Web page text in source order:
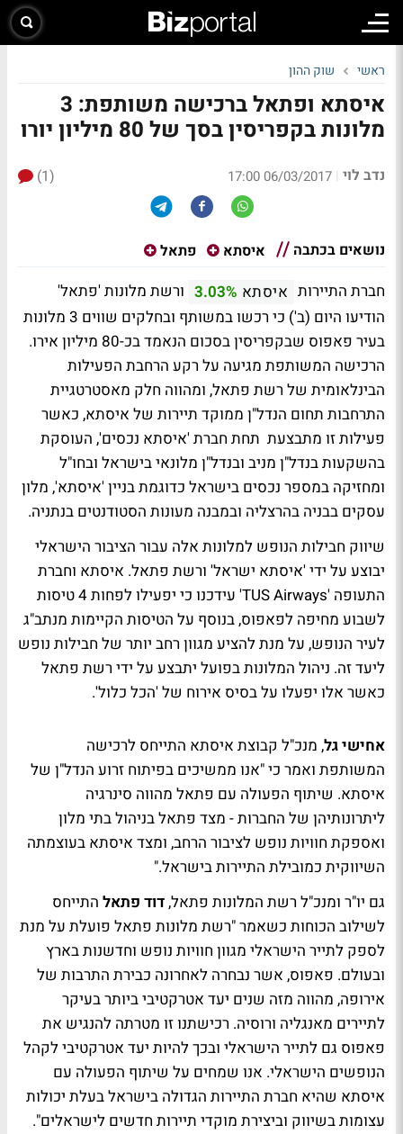
ראשי שוק ההון
איסתא ופתאל ברכישה משותפת: 3
מלונות בקפריסין בסך של 80 מיליון יורו
נדב לוי |
06/03/2017 17:00
(1)
נושאים בכתבה איסתא פתאל
חברת התיירות איסתא 3.03% ורשת מלונות 'פתאל'
הודיעו היום (ב') כי רכשו במשותף ובחלקים שווים 3 מלונות
בעיר פאפוס שבקפריסין בסכום הנאמד בכ-80 מיליון אירו.
הרכישה המשותפת מגיעה על רקע הרחבת הפעילות
הבינלאומית של רשת פתאל, ומהווה חלק מאסטרטגיית
התרחבות תחום הנדל"ן ממוקד תיירות של איסתא, כאשר
פעילות זו מתבצעת תחת חברת 'איסתא נכסים', העוסקת
בהשקעות בנדל"ן מניב ובנדל"ן מלונאי בישראל ובחו"ל
ומחזיקה במספר נכסים בישראל כדוגמת בניין 'איסתא', מלון
עסקים בבניה בהרצליה ובמבנה מעונות הסטודנטים בנתניה.
שיווק חבילות הנופש למלונות אלה עבור הציבור הישראלי
יבוצע על ידי 'איסתא ישראל' ורשת פתאל. איסתא וחברת
התעופה 'TUS Airways' עידכנו כי יפעילו לפחות 4 טיסות
לשבוע מחיפה לפאפוס, בנוסף על הטיסות הקיימות מנתב"ג
לעיר הנופש, על מנת להציע מגוון רחב יותר של חבילות נופש
ליעד זה. ניהול המלונות בפועל יתבצע על ידי רשת פתאל
כאשר אלו יפעלו על בסיס אירוח של 'הכל כלול'.
אחישי גל, מנכ"ל קבוצת איסתא התייחס לרכישה
המשותפת ואמר כי "אנו ממשיכים בפיתוח זרוע הנדל"ן של
איסתא. שיתוף הפעולה עם פתאל מהווה סינרגיה
ליתרונותיהן של החברות - מצד פתאל בניהול בתי מלון
ואספקת חוויות נופש לציבור הרחב, ומצד איסתא בעוצמתה
השיווקית כמובילת התיירות בישראל."
גם יו"ר ומנכ"ל רשת המלונות פתאל,דוד פתאל התייחס
לשילוב הכוחות כשאמר "רשת מלונות פתאל פועלת על מנת
לספק לתייר הישראלי מגוון חוויות נופש וחדשנות בארץ
ובעולם. פאפוס, אשר נבחרה לאחרונה כבירת התרבות של
אירופה, מהווה מזה שנים יעד אטרקטיבי ביותר בעיקר
לתיירים מאנגליה ורוסיה. רכישתנו זו מטרתה להנגיש את
פאפוס גם לתייר הישראלי ובכך להיות יעד אטרקטיבי לקהל
הנופשים הישראלי. אנו שמחים על שיתוף הפעולה עם
איסתא שהיא חברת התיירות הגדולה בישראל בעלת יכולות
עצומות בשיווק וביצירת מוקדי תיירות חדשים לישראלים".